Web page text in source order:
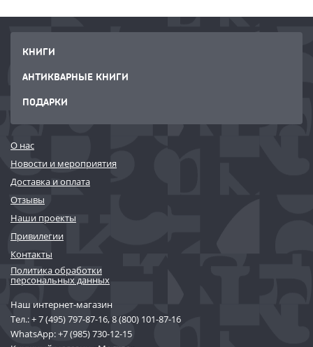
КНИГИ
АНТИКВАРНЫЕ КНИГИ
ПОДАРКИ
О нас
Новости и мероприятия
Доставка и оплата
Отзывы
Наши проекты
Привилегии
Контакты
Политика обработки
персональных данных
Наш интернет-магазин
Тел.:+ 7 (495) 797-87-16,8 (800) 101-87-16
WhatsApp:+7 (985) 730-12-15